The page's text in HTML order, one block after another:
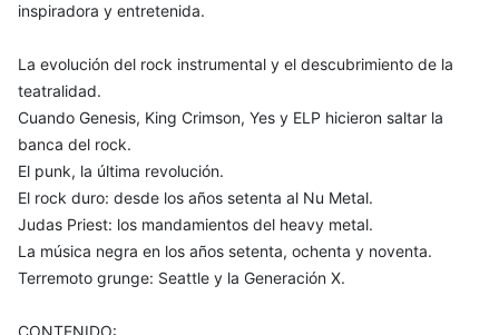
inspiradora y entretenida.
La evolución del rock instrumental y el descubrimiento de la
teatralidad.
Cuando Genesis, King Crimson, Yes y ELP hicieron saltar la
banca del rock.
El punk, la última revolución.
El rock duro: desde los años setenta al Nu Metal.
Judas Priest: los mandamientos del heavy metal.
La música negra en los años setenta, ochenta y noventa.
Terremoto grunge: Seattle y la Generación X.